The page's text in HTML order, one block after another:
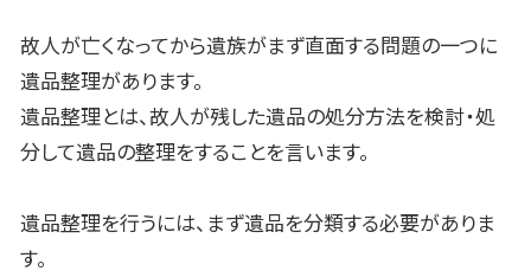
故人が亡くなってから遺族がまず直面する問題の一つに
遺品整理があります。
遺品整理とは、故人が残した遺品の処分方法を検討・処
分して遺品の整理をすることを言います。
遺品整理を行うには、まず遺品を分類する必要がありま
す。